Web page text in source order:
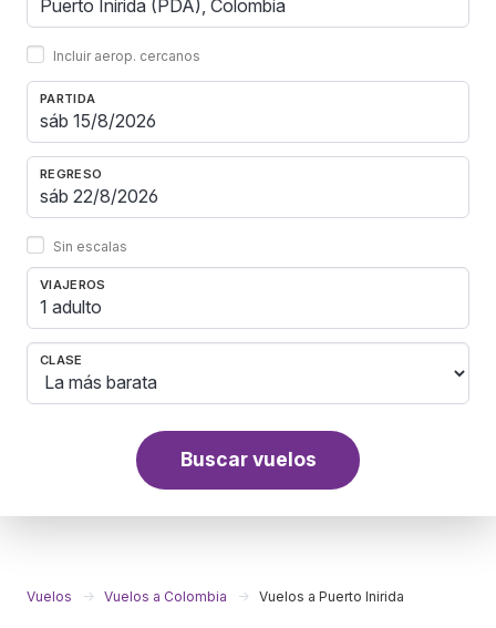
Incluir aerop. cercanos
PARTIDA
REGRESO
Sin escalas
VIAJEROS
1 adulto
CLASE
Buscar vuelos
Vuelos Vuelos a Colombia Vuelos a Puerto Inirida